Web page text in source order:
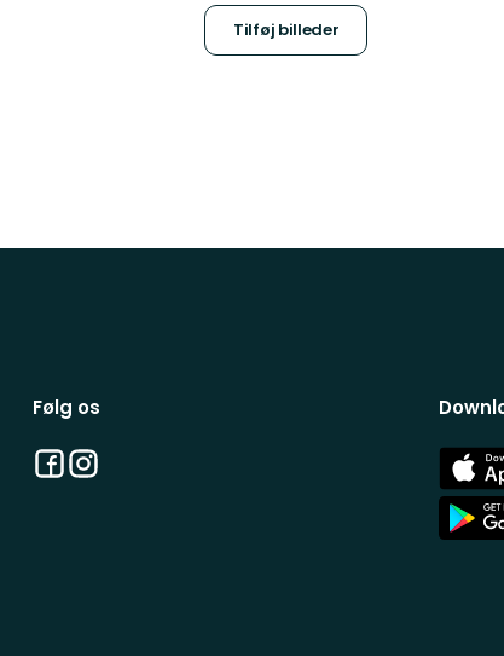
Tilføj billeder
Følg os
Facebook
Instagram
App
Store
App
Store